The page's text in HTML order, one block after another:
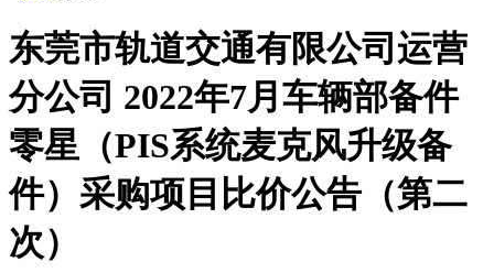
东莞市轨道交通有限公司运营
分公司 2022年7月车辆部备件
零星（PIS系统麦克风升级备
件）采购项目比价公告（第二
次）